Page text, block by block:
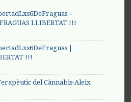
–
FRAGUAS LLIBERTAT !!!
|
!!!
del Cànnabis-Aleix